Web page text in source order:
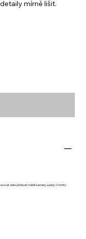
mírně lišit.
nebo přidávat/měnit kameny a perly. V tomto